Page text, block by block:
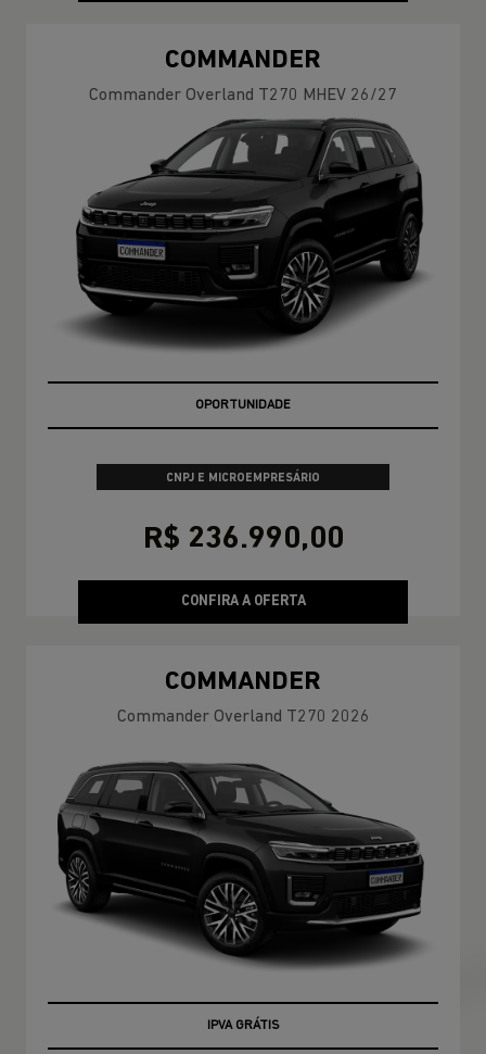
COMMANDER
Commander Overland T270 MHEV 26/27
MELHOR PREÇO DO RIO DE JANEIRO
CNPJ E MICROEMPRESÁRIO
R$ 236.990,00
CONFIRA A OFERTA
COMMANDER
Commander Overland T270 2026
TAXA ZERO